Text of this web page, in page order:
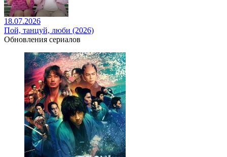
18.07.2026
Пой, танцуй, люби (2026)
Обновления сериалов